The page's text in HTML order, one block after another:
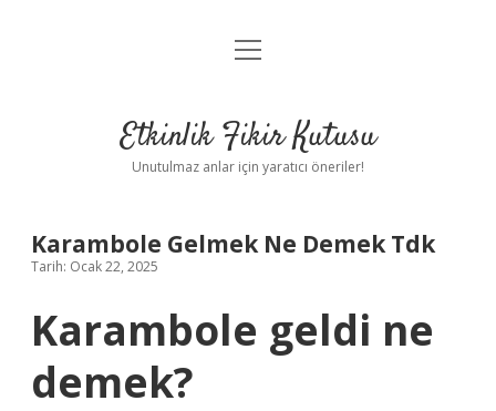
Anasayfa
Yasal Uyarı
menüyü
Etkinlik Fikir Kutusu
Unutulmaz anlar için yaratıcı öneriler!
Karambole Gelmek Ne Demek Tdk
Tarih: Ocak 22, 2025
Karambole geldi ne
demek?